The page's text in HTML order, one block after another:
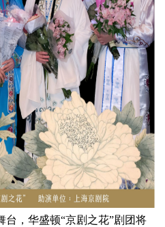
，华盛顿“京剧之花”剧团将